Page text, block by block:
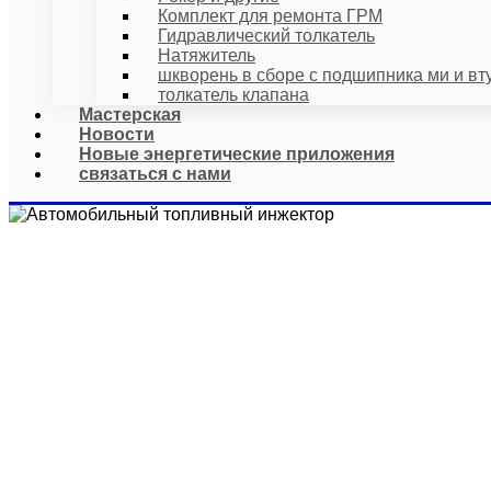
Комплект для ремонта ГРМ
Гидравлический толкатель
Натяжитель
шкворень в сборе с подшипника ми и
толкатель клапана
Мастерская
Новости
Новые энергетические приложения
связаться с нами